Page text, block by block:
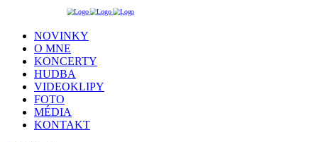
NOVINKY
O MNE
KONCERTY
HUDBA
VIDEOKLIPY
FOTO
MÉDIA
KONTAKT